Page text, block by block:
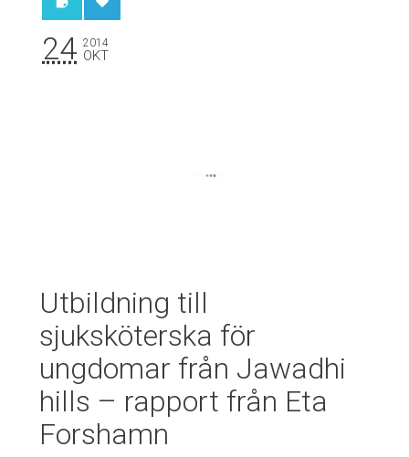
24 2014
OKT
Utbildning till
sjuksköterska för
ungdomar från Jawadhi
hills – rapport från Eta
Forshamn